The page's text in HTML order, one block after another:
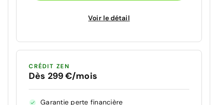
Voir le détail
CRÉDIT ZEN
Dès 299 €/mois
Garantie perte financière